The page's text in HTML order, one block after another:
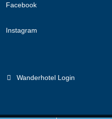
Facebook
Instagram
Wanderhotel Login